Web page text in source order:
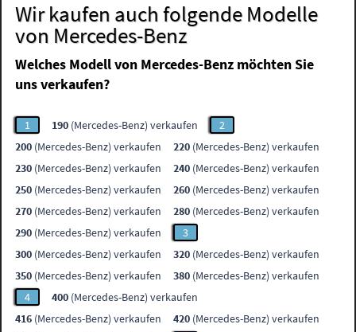
Wir kaufen auch folgende Modelle
von Mercedes-Benz
Welches Modell von Mercedes-Benz möchten Sie
uns verkaufen?
1 190 (Mercedes-Benz) verkaufen
2
200 (Mercedes-Benz) verkaufen 220 (Mercedes-Benz) verkaufen
230 (Mercedes-Benz) verkaufen 240 (Mercedes-Benz) verkaufen
250 (Mercedes-Benz) verkaufen 260 (Mercedes-Benz) verkaufen
270 (Mercedes-Benz) verkaufen 280 (Mercedes-Benz) verkaufen
290 (Mercedes-Benz) verkaufen
3
300 (Mercedes-Benz) verkaufen 320 (Mercedes-Benz) verkaufen
350 (Mercedes-Benz) verkaufen 380 (Mercedes-Benz) verkaufen
4
400 (Mercedes-Benz) verkaufen
416 (Mercedes-Benz) verkaufen 420 (Mercedes-Benz) verkaufen